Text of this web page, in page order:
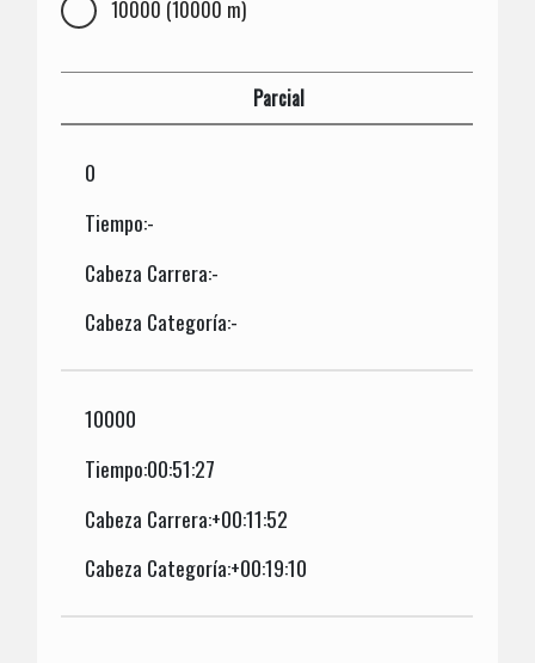
10000 (10000 m)
Parcial
0
Tiempo:-
Cabeza Carrera:-
Cabeza Categoría:-
10000
Tiempo:00:51:27
Cabeza Carrera:+00:11:52
Cabeza Categoría:+00:19:10